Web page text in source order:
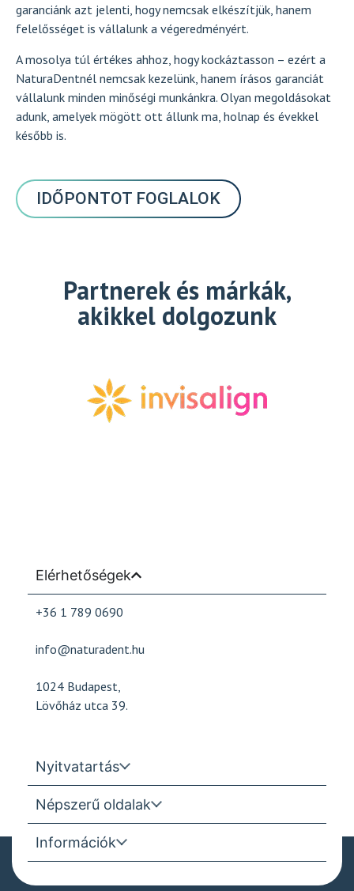
garanciánk azt jelenti, hogy nemcsak elkészítjük, hanem
felelősséget is vállalunk a végeredményért.
A mosolya túl értékes ahhoz, hogy kockáztasson – ezért a
NaturaDentnél nemcsak kezelünk, hanem írásos garanciát
vállalunk minden minőségi munkánkra. Olyan megoldásokat
adunk, amelyek mögött ott állunk ma, holnap és évekkel
később is.
IDŐPONTOT FOGLALOK
Partnerek és márkák,
akikkel dolgozunk
Elérhetőségek
+36 1 789 0690
info@naturadent.hu
1024 Budapest,
Lövőház utca 39.
Nyitvatartás
Népszerű oldalak
Információk